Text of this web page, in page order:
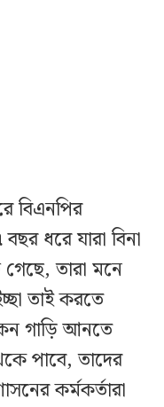
বিএনপির
ধরে যারা বিনা
গেছে, তারা মনে
তাই করতে
গাড়ি আনতে
পাবে, তাদের
কর্মকর্তারা